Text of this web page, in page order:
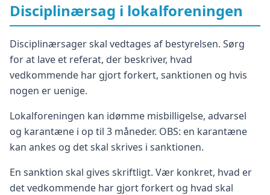
Disciplinærsag i lokalforeningen
Disciplinærsager skal vedtages af bestyrelsen. Sørg
for at lave et referat, der beskriver, hvad
vedkommende har gjort forkert, sanktionen og hvis
nogen er uenige.
Lokalforeningen kan idømme misbilligelse, advarsel
og karantæne i op til 3 måneder. OBS: en karantæne
kan ankes og det skal skrives i sanktionen.
En sanktion skal gives skriftligt. Vær konkret, hvad er
det vedkommende har gjort forkert og hvad skal